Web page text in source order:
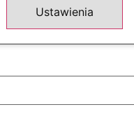
Ustawienia